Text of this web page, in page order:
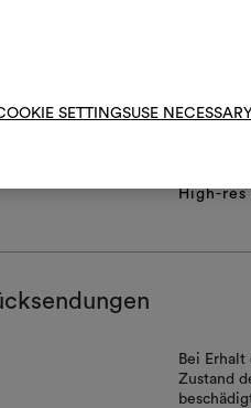
SETTINGSUSE
High-res
Bei
Zustand